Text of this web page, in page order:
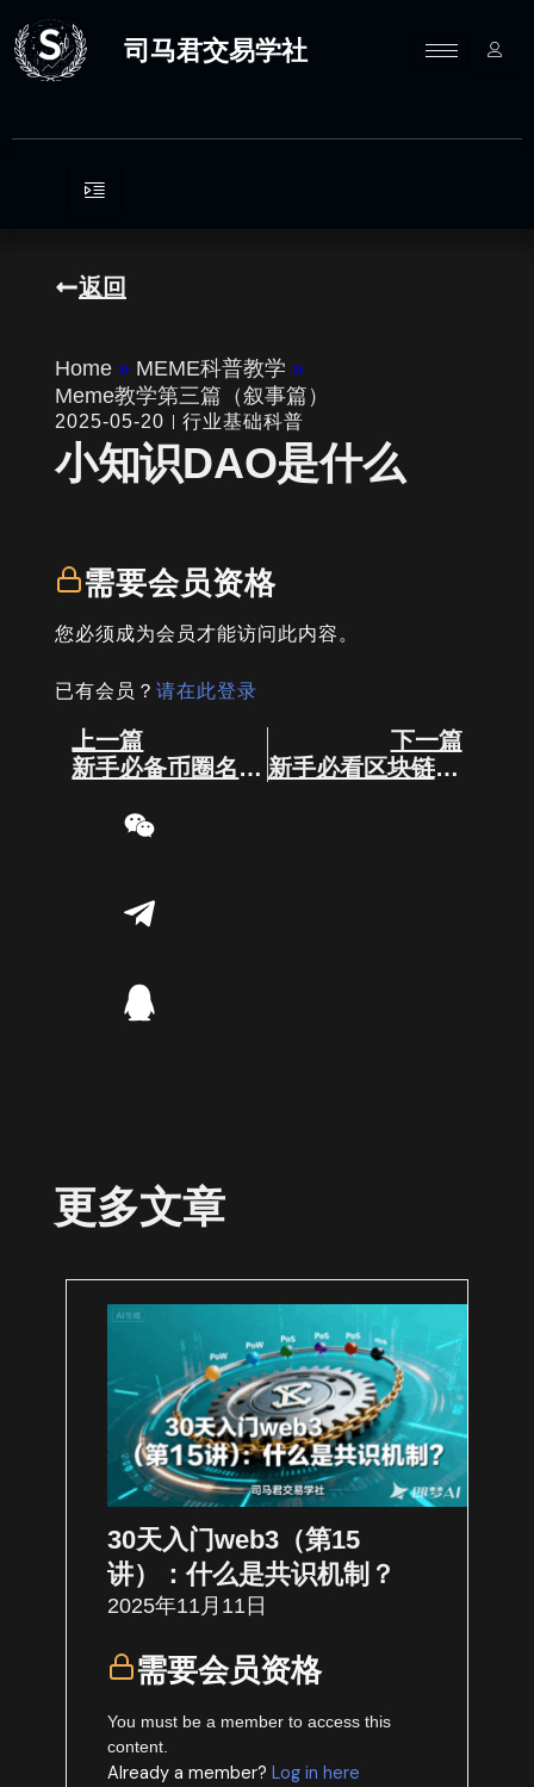
至
内
司马君交易学社
返回
Home » MEME科普教学 »
Meme教学第三篇（叙事篇）
2025-05-20 行业基础科普
小知识DAO是什么
需要会员资格
您必须成为会员才能访问此内容。
已有会员？ 请在此登录
Prev
上一篇
新手必备币圈名词解释！
下一篇
新手必看区块链术语
更多文章
30天入门web3（第15
讲）：什么是共识机制？
2025年11月11日
需要会员资格
You must be a member to access this
content.
Already a member?Log in here